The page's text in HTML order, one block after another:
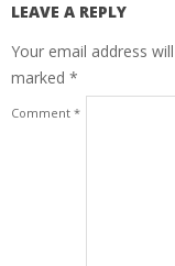
LEAVE A REPLY
Your email address
marked *
Comment *